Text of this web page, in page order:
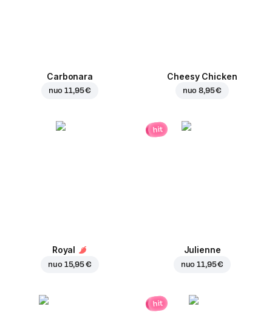
Carbonara
nuo11,95 €
Cheesy Chicken
nuo8,95 €
Royal
nuo 15,95 €
hit
Julienne
nuo11,95 €
hit